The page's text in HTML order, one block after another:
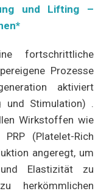
und Lifting –
fortschrittliche
Prozesse
aktiviert
und Stimulation) .
Wirkstoffen wie
(Platelet-Rich
angeregt, um
Elastizität zu
herkömmlichen